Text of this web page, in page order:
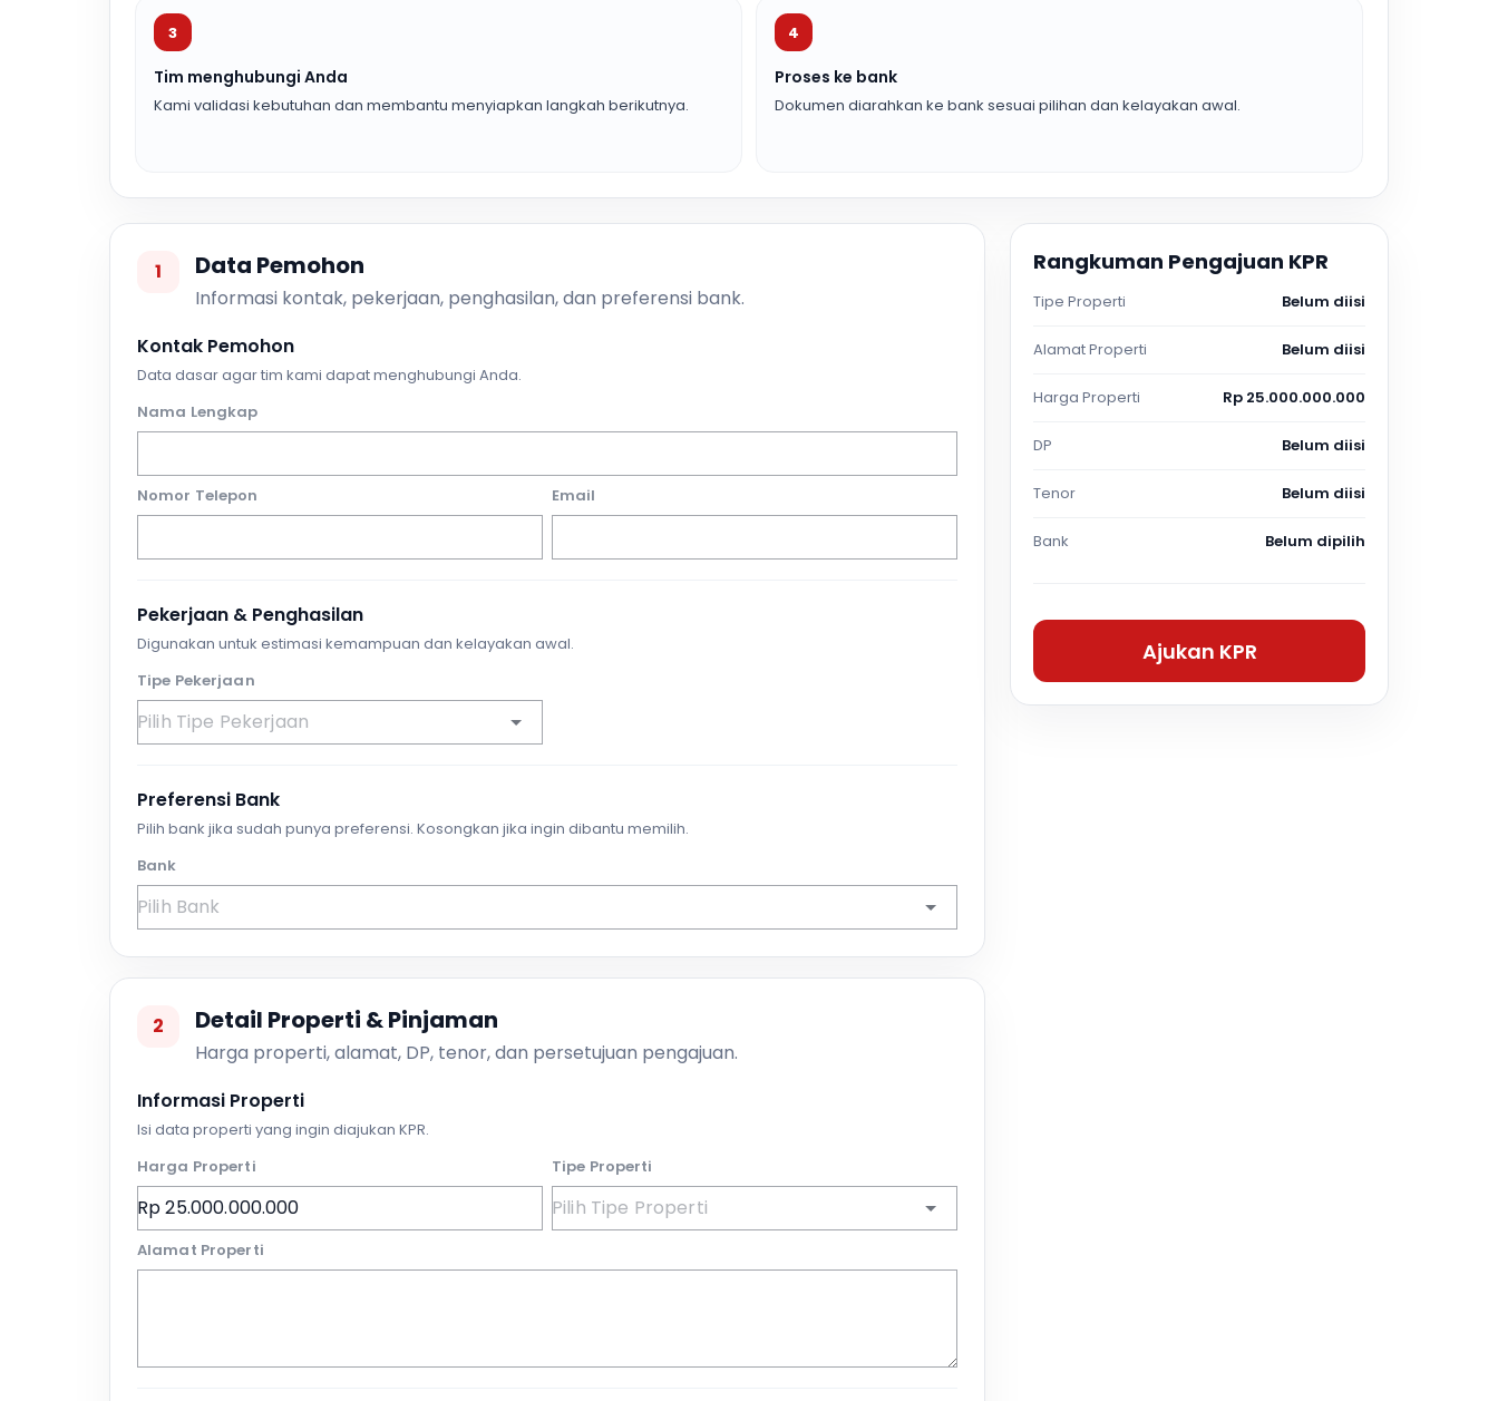
3
Tim menghubungi Anda
Kami validasi kebutuhan dan membantu menyiapkan langkah berikutnya.
4
Proses ke bank
Dokumen diarahkan ke bank sesuai pilihan dan kelayakan awal.
1 Data Pemohon
Informasi kontak, pekerjaan, penghasilan, dan preferensi bank.
Kontak Pemohon
Data dasar agar tim kami dapat menghubungi Anda.
Nama Lengkap
Nomor Telepon Email
Pekerjaan & Penghasilan
Digunakan untuk estimasi kemampuan dan kelayakan awal.
Tipe Pekerjaan
Preferensi Bank
Pilih bank jika sudah punya preferensi. Kosongkan jika ingin dibantu memilih.
Bank
2 Detail Properti & Pinjaman
Harga properti, alamat, DP, tenor, dan persetujuan pengajuan.
Informasi Properti
Isi data properti yang ingin diajukan KPR.
Harga Properti
Tipe Properti
Alamat Properti
Rangkuman Pengajuan KPR
Tipe Properti Belum diisi
Alamat Properti Belum diisi
Harga Properti Rp 25.000.000.000
DP Belum diisi
Tenor Belum diisi
Bank Belum dipilih
Ajukan KPR